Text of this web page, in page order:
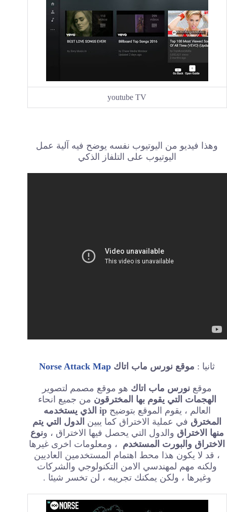
youtube TV
وهذا فيديو من اليوتيوب نفسه يوضح فيه آلية عمل
اليوتيوب على التلفاز الذكي
ثانيا : موقع نورس ماب اتاك Norse Attack Map
موقع نورس ماب اتاك هو موقع مصمم لتصوير
الهجمات التي يقوم بها المخترقون من جميع انحاء
العالم ، يقوم الموقع بتوضيح
ip الذي يستخدمه
المخترق في عملية الاختراق كما يبين الدول التي يتم
منها الاختراق والدول التي يحصل فيها الاختراق ، ونوع
الاختراق والبورت المستخدم ، ومعلومات اخرى غيرها
، قد لا يكون هذا محط اهتمام المستخدمين العاديين
ولكنه مهم لمهندسي الامن التكنولوجي والشركات
وغيرها ، ولكن يمكنك تجريبه ، لن تخسر شيئا .